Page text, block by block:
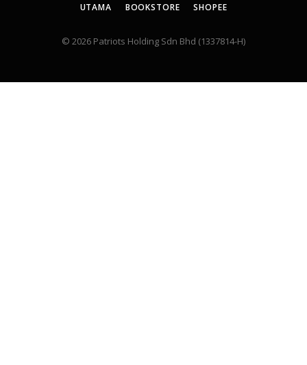
UTAMA BOOKSTORE SHOPEE
© 2026 Patriots Holding Sdn Bhd (1337814-H)